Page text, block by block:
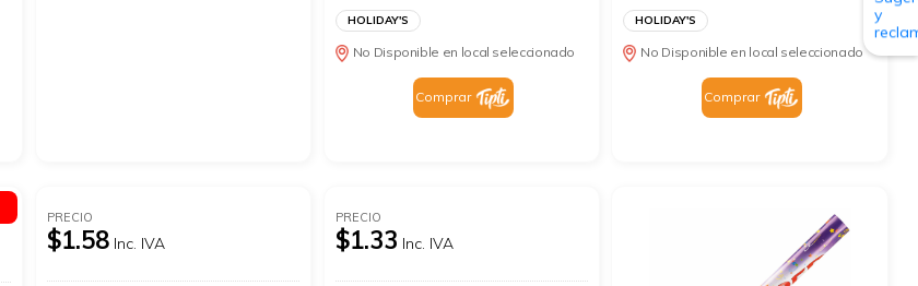
HOLIDAY'S
No Disponible en local seleccionado
Comprar
HOLIDAY'S
No Disponible en local seleccionado
Comprar
PRECIO
$1.58 Inc. IVA
PRECIO
$1.33 Inc. IVA